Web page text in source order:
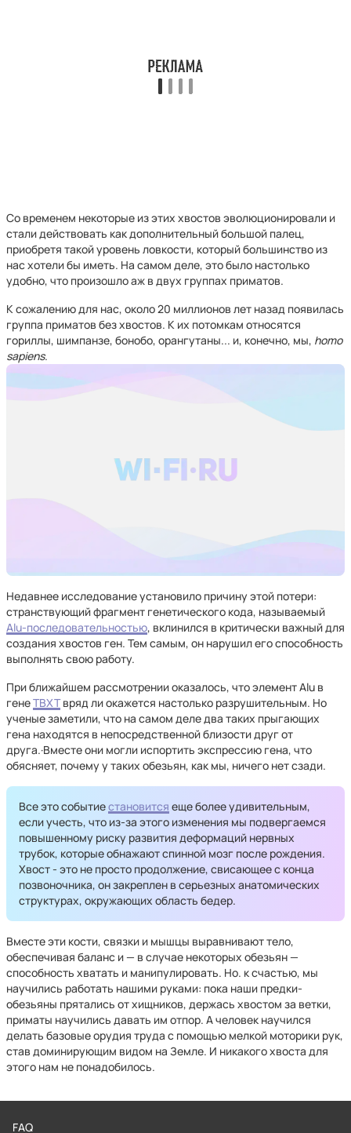
Со временем некоторые из этих хвостов эволюционировали и
стали действовать как дополнительный большой палец,
приобретя такой уровень ловкости, который большинство из
нас хотели бы иметь. На самом деле, это было настолько
удобно, что произошло аж в двух группах приматов.
К сожалению для нас, около 20 миллионов лет назад появилась
группа приматов без хвостов. К их потомкам относятся
гориллы, шимпанзе, бонобо, орангутаны... и, конечно, мы, homo
sapiens.
Недавнее исследование установило причину этой потери:
странствующий фрагмент генетического кода, называемый
Alu-последовательностью, вклинился в критически важный для
создания хвостов ген. Тем самым, он нарушил его способность
выполнять свою работу.
При ближайшем рассмотрении оказалось, что элемент Alu в
генеTBXTвряд ли окажется настолько разрушительным. Но
ученые заметили, что на самом деле два таких прыгающих
гена находятся в непосредственной близости друг от
друга.·Вместе они могли испортить экспрессию гена, что
обясняет, почему у таких обезьян, как мы, ничего нет сзади.
Все это событиестановится еще более удивительным,
если учесть, что из-за этого изменения мы подвергаемся
повышенному риску развития деформаций нервных
трубок, которые обнажают спинной мозг после рождения.
Хвост - это не просто продолжение, свисающее с конца
позвоночника, он закреплен в серьезных анатомических
структурах, окружающих область бедер.
Вместе эти кости, связки и мышцы выравнивают тело,
обеспечивая баланс и — в случае некоторых обезьян —
способность хватать и манипулировать. Но. к счастью, мы
научились работать нашими руками: пока наши предки-
обезьяны прятались от хищников, держась хвостом за ветки,
приматы научились давать им отпор. А человек научился
делать базовые орудия труда с помощью мелкой моторики рук,
став доминирующим видом на Земле. И никакого хвоста для
этого нам не понадобилось.
FAQ